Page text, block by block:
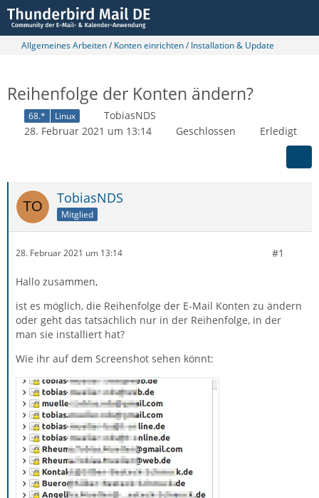
Allgemeines Arbeiten / Konten einrichten / Installation & Update
Reihenfolge der Konten ändern?
68.* Linux
TobiasNDS
28. Februar 2021 um 13:14
Geschlossen Erledigt
TobiasNDS
Mitglied
28. Februar 2021 um 13:14 #1
Hallo zusammen,
ist es möglich, die Reihenfolge der E-Mail Konten zu ändern
oder geht das tatsächlich nur in der Reihenfolge, in der
man sie installiert hat?
Wie ihr auf dem Screenshot sehen könnt: